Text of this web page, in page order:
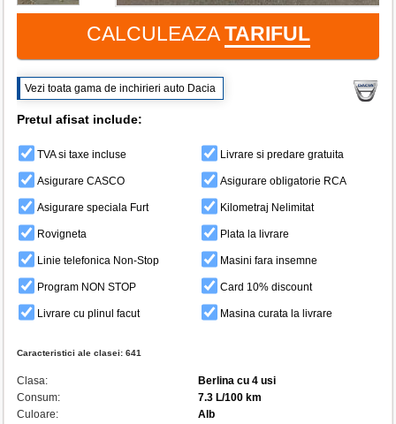
Caracteristici ale clasei: 641
Clasa:
Berlina cu 4 usi
Consum:
7.3 L/100 km
Culoare:
Alb
CALCULEAZATARIFUL
Vezi toata gama de inchirieri auto Dacia
Pretul afisat include:
TVA si taxe incluse Livrare si predare gratuita
Asigurare CASCO Asigurare obligatorie RCA
Asigurare speciala Furt Kilometraj Nelimitat
Rovigneta Plata la livrare
Linie telefonica Non-Stop Masini fara insemne
Program NON STOP Card 10% discount
Livrare cu plinul facut Masina curata la livrare